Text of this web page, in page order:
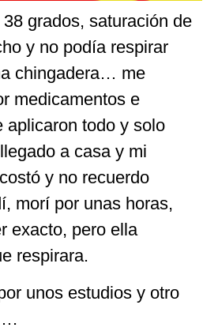
grados, saturación de
y no podía respirar
chingadera… me
medicamentos e
aplicaron todo y solo
a casa y mi
y no recuerdo
morí por unas horas,
exacto, pero ella
respirara.
unos estudios y otro